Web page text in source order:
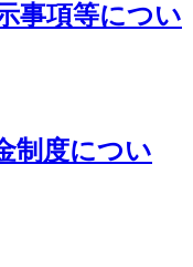
事項等につい
制度につい